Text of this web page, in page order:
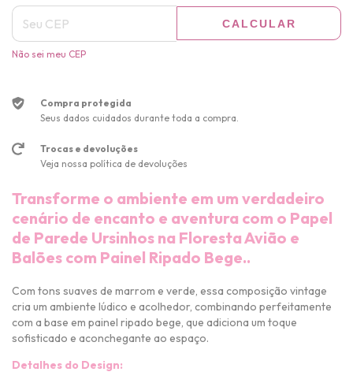
CALCULAR
Não sei meu CEP
Compra protegida
Seus dados cuidados durante toda a compra.
Trocas e devoluções
Veja nossa política de devoluções
Transforme o ambiente em um verdadeiro
cenário de encanto e aventura com o Papel
de Parede Ursinhos na Floresta Avião e
Balões com Painel Ripado Bege..
Com tons suaves de marrom e verde, essa composição vintage
cria um ambiente lúdico e acolhedor, combinando perfeitamente
com a base em painel ripado bege, que adiciona um toque
sofisticado e aconchegante ao espaço.
Detalhes do Design: